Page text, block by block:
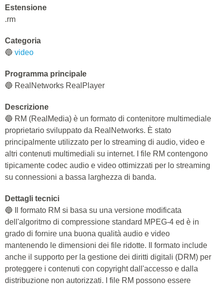
Estensione
.rm
Categoria
🔵 video
Programma principale
🔵 RealNetworks RealPlayer
Descrizione
🔵 RM (RealMedia) è un formato di contenitore multimediale
proprietario sviluppato da RealNetworks. È stato
principalmente utilizzato per lo streaming di audio, video e
altri contenuti multimediali su internet. I file RM contengono
tipicamente codec audio e video ottimizzati per lo streaming
su connessioni a bassa larghezza di banda.
Dettagli tecnici
🔵 Il formato RM si basa su una versione modificata
dell'algoritmo di compressione standard MPEG-4 ed è in
grado di fornire una buona qualità audio e video
mantenendo le dimensioni dei file ridotte. Il formato include
anche il supporto per la gestione dei diritti digitali (DRM) per
proteggere i contenuti con copyright dall'accesso e dalla
distribuzione non autorizzati. I file RM possono essere